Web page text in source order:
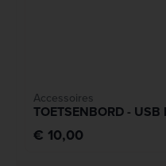
Accessoires
TOETSENBORD - USB
€ 10,00